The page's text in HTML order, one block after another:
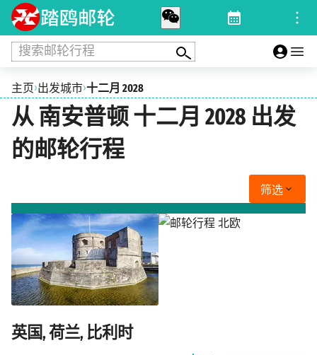
搜索邮轮行程
主页›出发城市›十二月 2028
从 南安普顿 十二月 2028 出发
的邮轮行程
筛选
英国, 荷兰, 比利时